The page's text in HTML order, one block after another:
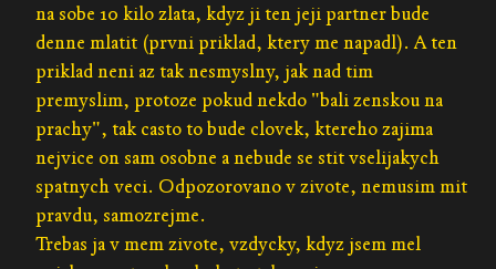
na sobe 10 kilo zlata, kdyz ji ten jeji partner bude
denne mlatit (prvni priklad, ktery me napadl). A ten
priklad neni az tak nesmyslny, jak nad tim
premyslim, protoze pokud nekdo "bali zenskou na
prachy", tak casto to bude clovek, ktereho zajima
nejvice on sam osobne a nebude se stit vselijakych
spatnych veci. Odpozorovano v zivote, nemusim mit
pravdu, samozrejme.
Trebas ja v mem zivote, vzdycky, kdyz jsem mel